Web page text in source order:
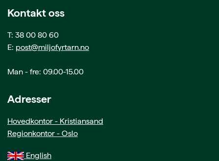
Kontakt oss
T: 38 00 80 60
E: post@miljofyrtarn.no
Man - fre: 09.00-15.00
Adresser
Hovedkontor - Kristiansand
Regionkontor - Oslo
English